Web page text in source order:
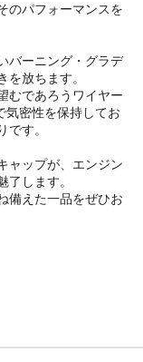
のパフォーマンスを
バーニング・グラデ
放ちます。
むであろうワイヤー
気密性を保持してお
です。
ャップが、エンジン
了します。
備えた一品をぜひお